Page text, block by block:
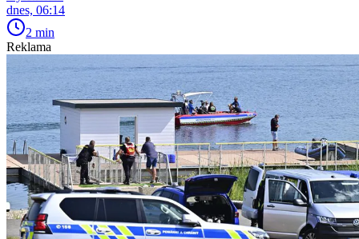
dnes, 06:14
2 min
Reklama